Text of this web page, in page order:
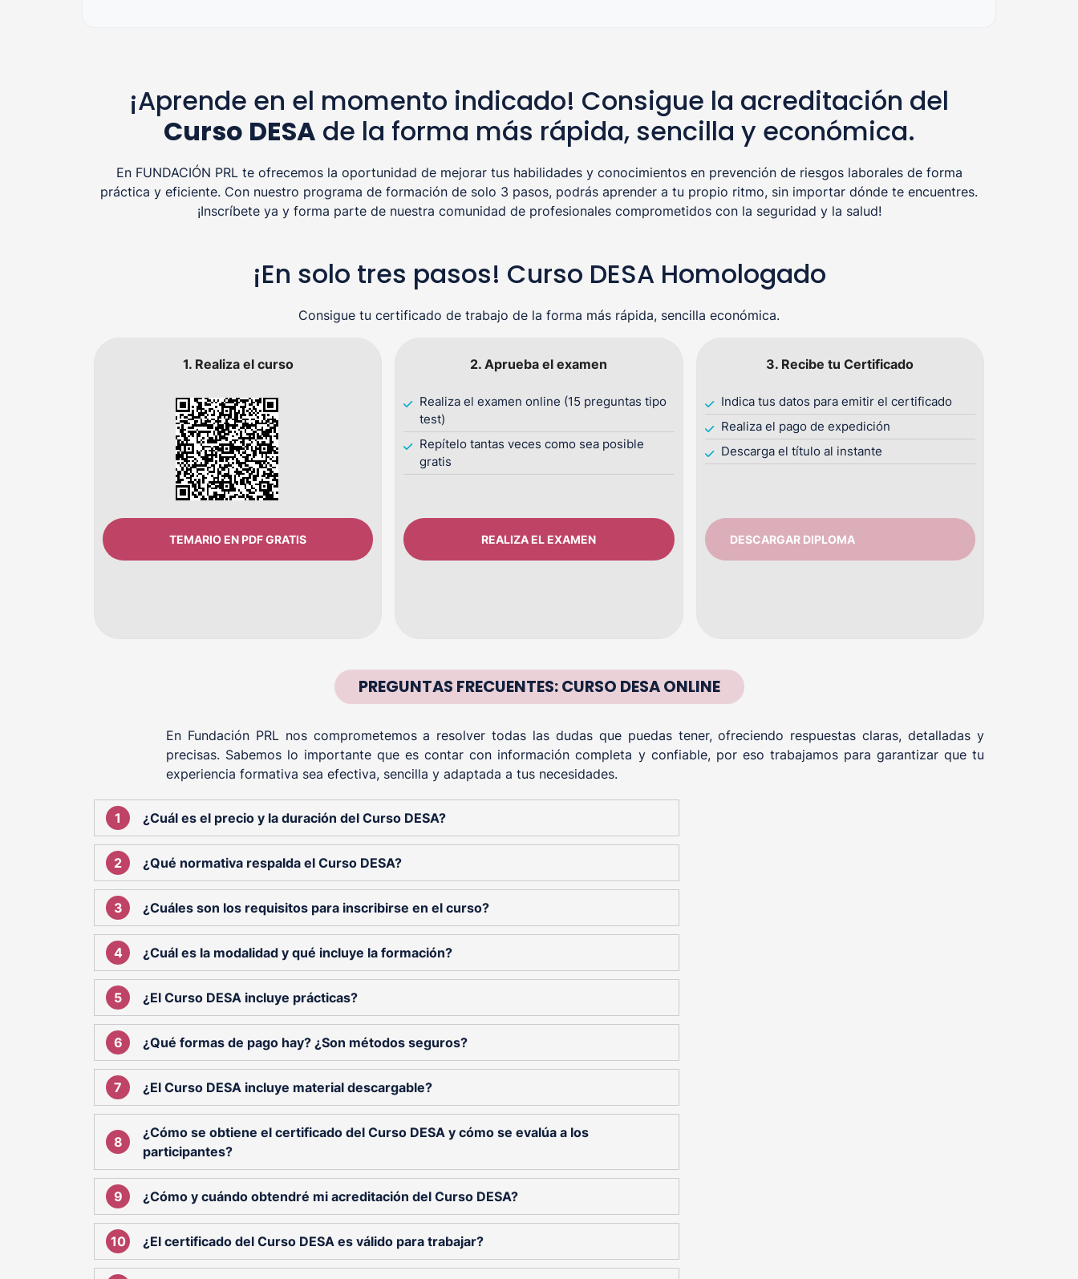
¡Aprende en el momento indicado! Consigue la acreditación del
Curso DESA de la forma más rápida, sencilla y económica.
En FUNDACIÓN PRL te ofrecemos la oportunidad de mejorar tus habilidades y conocimientos en prevención de riesgos laborales de forma
práctica y eficiente. Con nuestro programa de formación de solo 3 pasos, podrás aprender a tu propio ritmo, sin importar dónde te encuentres.
¡Inscríbete ya y forma parte de nuestra comunidad de profesionales comprometidos con la seguridad y la salud!
¡En solo tres pasos! Curso DESA Homologado
Consigue tu certificado de trabajo de la forma más rápida, sencilla económica.
1. Realiza el curso
TEMARIO EN PDF GRATIS
2. Aprueba el examen
Realiza el examen online (15 preguntas tipo
test)
Repítelo tantas veces como sea posible
gratis
REALIZA EL EXAMEN
3. Recibe tu Certificado
Indica tus datos para emitir el certificado
Realiza el pago de expedición
Descarga el título al instante
DESCARGAR DIPLOMA
PREGUNTAS FRECUENTES: CURSO DESA ONLINE
En Fundación PRL nos comprometemos a resolver todas las dudas que puedas tener, ofreciendo respuestas claras, detalladas y
precisas. Sabemos lo importante que es contar con información completa y confiable, por eso trabajamos para garantizar que tu
experiencia formativa sea efectiva, sencilla y adaptada a tus necesidades.
¿Cuál es el precio y la duración del Curso DESA?
¿Qué normativa respalda el Curso DESA?
¿Cuáles son los requisitos para inscribirse en el curso?
¿Cuál es la modalidad y qué incluye la formación?
¿El Curso DESA incluye prácticas?
¿Qué formas de pago hay? ¿Son métodos seguros?
¿El Curso DESA incluye material descargable?
¿Cómo se obtiene el certificado del Curso DESA y cómo se evalúa a los
participantes?
¿Cómo y cuándo obtendré mi acreditación del Curso DESA?
¿El certificado del Curso DESA es válido para trabajar?